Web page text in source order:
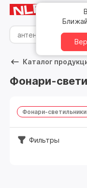
Каталог
Фонари-
Фонари-светильники
Фильтры